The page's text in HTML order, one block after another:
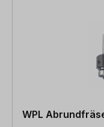
WPL